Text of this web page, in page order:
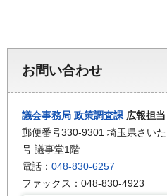
お問い合わせ
議会事務局 政策調査課 広報担当
郵便番号330-9301 埼玉県さい
号 議事堂1階
電話： 048-830-6257
ファックス：048-830-4923